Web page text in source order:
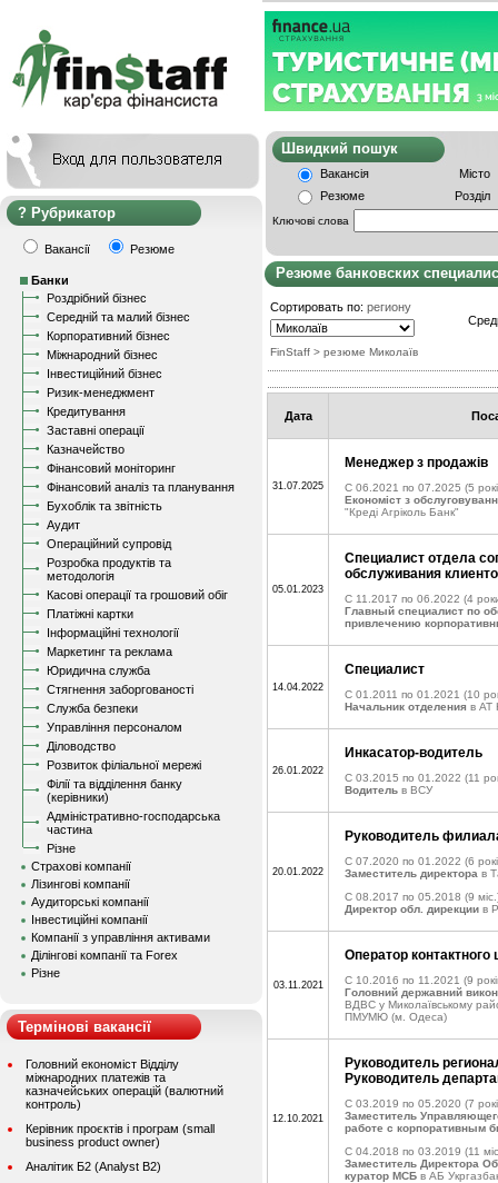
Рубрикатор
Вакансії Резюме
Банки
Роздрібний бізнес
Середній та малий бізнес
Корпоративний бізнес
Міжнародний бізнес
Інвестиційний бізнес
Ризик-менеджмент
Кредитування
Заставні операції
Казначейство
Фінансовий моніторинг
Фінансовий аналіз та планування
Бухоблік та звітність
Аудит
Операційний супровід
Розробка продуктів та
методологія
Касові операції та грошовий обіг
Платіжні картки
Інформаційні технології
Маркетинг та реклама
Юридична служба
Стягнення заборгованості
Служба безпеки
Управління персоналом
Діловодство
Розвиток філіальної мережі
Філії та відділення банку
(керівники)
Адміністративно-господарська
частина
Різне
Страхові компанії
Лізингові компанії
Аудиторські компанії
Інвестиційні компанії
Компанії з управління активами
Ділінгові компанії та Forex
Різне
Термінові вакансії
Головний економіст Відділу
міжнародних платежів та
казначейських операцій (валютний
контроль)
Керівник проєктів і програм (small
business product owner)
Аналітик Б2 (Analyst B2)
Швидкий
Вакансія
Місто
Резюме
Розділ
Ключові слова
Резюме банковских
Сортировать по: региону
FinStaff > резюме Миколаїв
Дата
31.07.2025
Менеджер з продажів
C 06.2021 по 07.2025 (5
Економіст з
"Креді Агріколь Банк"
05.01.2023
Специалист отдела
обслуживания
C 11.2017 по 06.2022 (4
Главный специалист по
привлечению
14.04.2022
Специалист
C 01.2011 по 01.2021 (10
Начальник отделения в АТ
26.01.2022
Инкасатор-водитель
C 03.2015 по 01.2022 (11
Водитель в ВСУ
20.01.2022
Руководитель
C 07.2020 по 01.2022 (6
Заместитель директора в
C 08.2017 по 05.2018 (9
Директор обл. дирекции в
03.11.2021
Оператор контактного
C 10.2016 по 11.2021 (9
Головний державний
ВДВС у Миколаївському
ПМУМЮ (м. Одеса)
12.10.2021
Руководитель
Руководитель
C 03.2019 по 05.2020 (7
Заместитель
работе с корпоративным
C 04.2018 по 03.2019 (11
Заместитель Директора
куратор МСБ в АБ